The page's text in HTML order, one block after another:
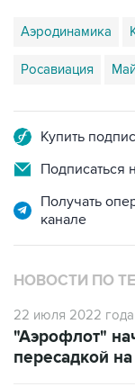
Аэродинамика
Росавиация
Купить
Подписаться
Получать
канале
НОВОСТИ ПО
22 июля 2022 года
"Аэрофлот"
пересадкой